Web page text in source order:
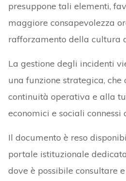
presuppone tali elementi,
maggiore consapevolezza
rafforzamento della cultura
La gestione degli incidenti
una funzione strategica, che
continuità operativa e alla
economici e sociali connessi
Il documento è reso
portale istituzionale
dove è possibile consultare